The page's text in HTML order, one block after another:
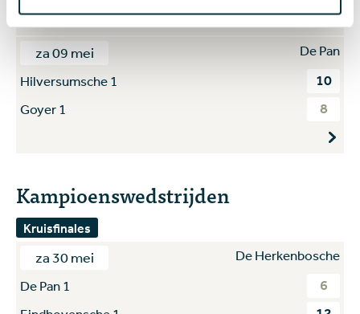
za 09 mei
De Pan
Hilversumsche 1
10
Goyer 1 8
Kampioenswedstrijden
Kruisfinales
za 30 mei
De Herkenbosche
De Pan 1
6